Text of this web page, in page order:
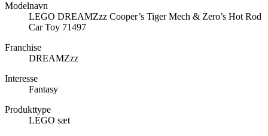
Modelnavn
LEGO DREAMZzz Cooper’s Tiger Mech & Zero’s Hot Rod
Car Toy 71497
Franchise
DREAMZzz
Interesse
Fantasy
Produkttype
LEGO sæt